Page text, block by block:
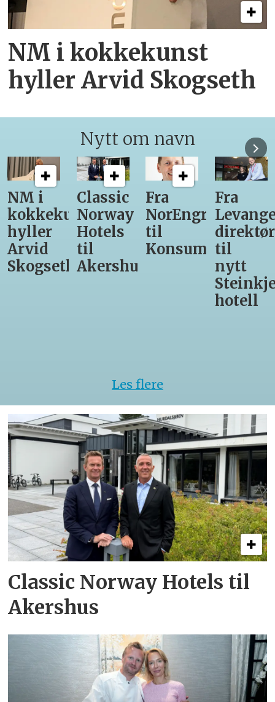
NM i kokkekunst
hyller Arvid Skogseth
Nytt om navn
Classic
Norway
Hotels
til
Akershus
Fra
NorEngros
til
Konsumgruppen
Fra
Levanger-
direktør
til
Steinkjer-
12
får
være
med
Asko
Les flere
Classic Norway Hotels til
Akershus